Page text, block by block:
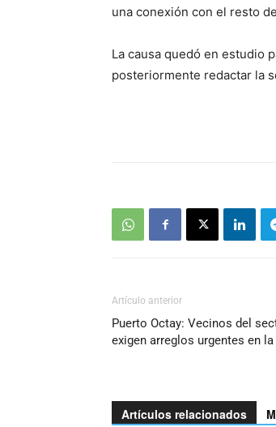
una conexión con el resto
La causa quedó en estudio
posteriormente redactar la
Artículo anterior
Puerto Octay: Vecinos del
exigen arreglos urgentes en la
Artículos relacionados